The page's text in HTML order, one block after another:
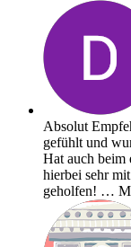
Absolut
gefühlt und
Hat auch beim
hierbei sehr
geholfen! …